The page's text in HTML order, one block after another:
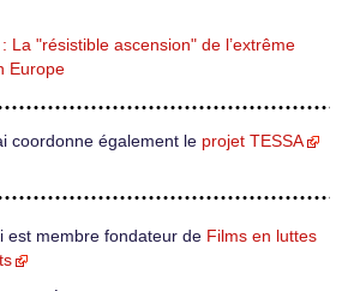
La "résistible ascension" de l’extrême
Europe
coordonne également le projet TESSA
est membre fondateur de Films en luttes